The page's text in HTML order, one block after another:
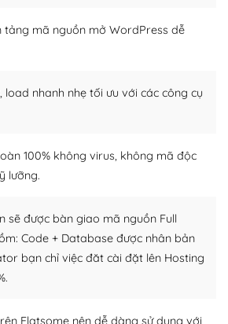
tự sửa đổi. Nếu không bạn có thể
Internet hoặc nhờ chuyên gia.
đồng lớn, sẵn sàng hỗ trợ
duyệt bởi các nhân viên và những
bạn có thể lên mạng và tìm
WordPress, họ sẽ giúp bạn trả
bạn.
WordPress sẵn sàng hỗ trợ bạn
themes
tảng mã nguồn mở WordPress dễ
load nhanh nhẹ tối ưu với các công cụ
100% không virus, không mã độc
lưỡng.
sẽ được bàn giao mã nguồn Full
Code + Database được nhân bản
bạn chỉ việc đăt cài đặt lên Hosting
Flatsome nên dễ dàng sử dụng với